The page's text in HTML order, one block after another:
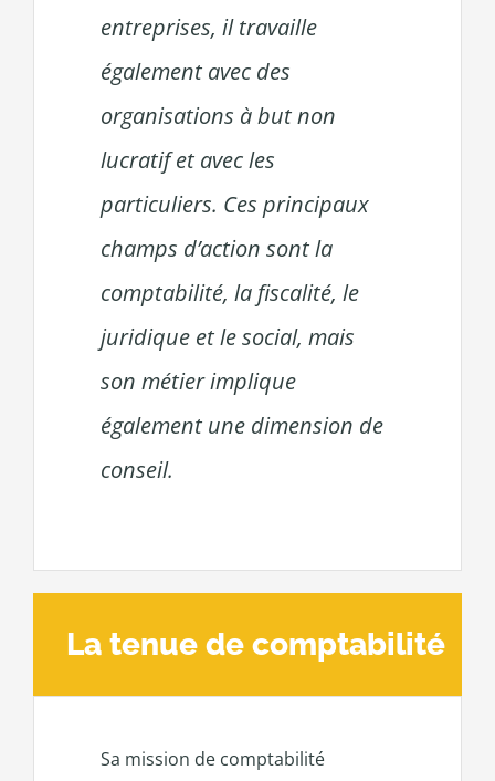
entreprises, il travaille
également avec des
organisations à but non
lucratif et avec les
particuliers. Ces principaux
champs d’action sont la
comptabilité, la fiscalité, le
juridique et le social, mais
son métier implique
également une dimension de
conseil.
La tenue de comptabilité
Sa mission de comptabilité